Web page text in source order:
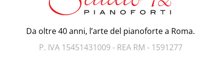
Da oltre 40 anni, l’arte del pianoforte a Roma.
P. IVA 15451431009 - REA RM - 1591277